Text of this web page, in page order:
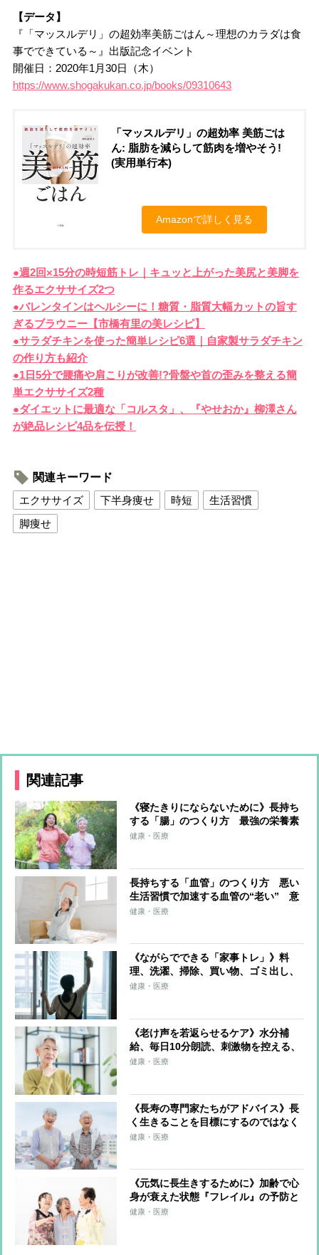
【データ】
『「マッスルデリ」の超効率美筋ごはん～理想のカラダは食
事でできている～』出版記念イベント
開催日：2020年1月30日（木）
https://www.shogakukan.co.jp/books/09310643
「マッスルデリ」の超効率 美筋ごは
ん: 脂肪を減らして筋肉を増やそう!
(実用単行本)
Amazonで詳しく見る
●週2回×15分の時短筋トレ｜キュッと上がった美尻と美脚を
作るエクササイズ2つ
●バレンタインはヘルシーに！糖質・脂質大幅カットの旨す
ぎるブラウニー【市橋有里の美レシピ】
●サラダチキンを使った簡単レシピ6選｜自家製サラダチキン
の作り方も紹介
●1日5分で腰痛や肩こりが改善!?骨盤や首の歪みを整える簡
単エクササイズ2種
●ダイエットに最適な「コルスタ」、『やせおか』柳澤さん
が絶品レシピ4品を伝授！
関連キーワード
エクササイズ
下半身痩せ 時短
生活習慣
脚痩せ
関連記事
《寝たきりにならないために》長持ち
する「腸」のつくり方 最強の栄養素
は「発酵性食物繊維」 全粒穀物、豆
健康・医療
長持ちする「血管」のつくり方 悪い
生活習慣で加速する血管の“老い” 意
識すべきは「魚」「野菜」「緑茶」中
健康・医療
《ながらでできる「家事トレ」》料
理、洗濯、掃除、買い物、ゴミ出し、
水やり…すべてをエクササイズに！ト
健康・医療
《老け声を若返らせるケア》水分補
給、毎日10分朗読、刺激物を控える、
ラジオ体操…若々しくハリのある声を
健康・医療
《長寿の専門家たちがアドバイス》長
く生きることを目標にするのではなく
「気づいたら長生きしていた」が理
健康・医療
《元気に長生きするために》加齢で心
身が衰えた状態『フレイル』の予防と
対策 高齢者が陥りやすい孤立によ
健康・医療